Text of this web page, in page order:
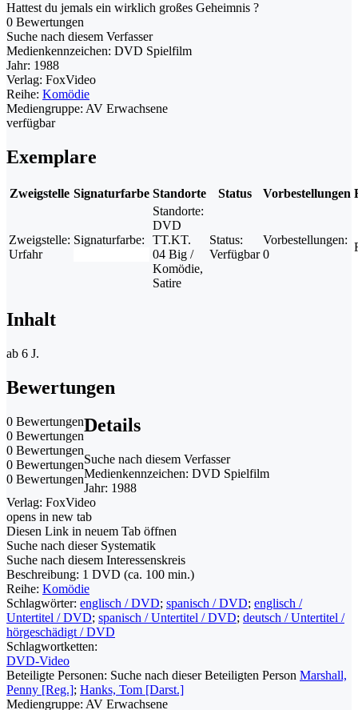
Hattest du jemals ein wirklich großes Geheimnis ?
0 Bewertungen
Suche nach diesem Verfasser
Medienkennzeichen: DVD Spielfilm
Jahr: 1988
Verlag: FoxVideo
Reihe: Komödie
Mediengruppe: AV Erwachsene
verfügbar
Exemplare
Zweigstelle Signaturfarbe Standorte Status Vorbestellungen
Zweigstelle:
Urfahr
Signaturfarbe:
Standorte:
DVD
TT.KT.
04 Big /
Komödie,
Satire
Status:
Verfügbar
Vorbestellungen:
0
Inhalt
ab 6 J.
Bewertungen
0 Bewertungen
0 Bewertungen
0 Bewertungen
0 Bewertungen
0 Bewertungen
Details
Suche nach diesem Verfasser
Medienkennzeichen: DVD Spielfilm
Jahr: 1988
Verlag: FoxVideo
opens in new tab
Diesen Link in neuem Tab öffnen
Suche nach dieser Systematik
Suche nach diesem Interessenskreis
Beschreibung: 1 DVD (ca. 100 min.)
Reihe: Komödie
Schlagwörter: englisch / DVD; spanisch / DVD; englisch /
Untertitel / DVD; spanisch / Untertitel / DVD; deutsch / Untertitel /
hörgeschädigt / DVD
Schlagwortketten:
DVD-Video
Beteiligte Personen: Suche nach dieser Beteiligten Person Marshall,
Penny [Reg.]; Hanks, Tom [Darst.]
Mediengruppe: AV Erwachsene